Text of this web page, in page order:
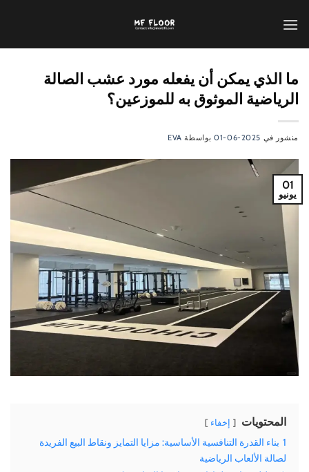
للمحتوى
ما الذي يمكن أن يفعله مورد عشب الصالة
الرياضية الموثوق به للموزعين؟
منشور في 2025-06-01 بواسطة EVA
01
يونيو
المحتويات إخفاء
1 بناء القدرة التنافسية الأساسية: مزايا التمايز ونقاط البيع الفريدة
لصالة الألعاب الرياضية